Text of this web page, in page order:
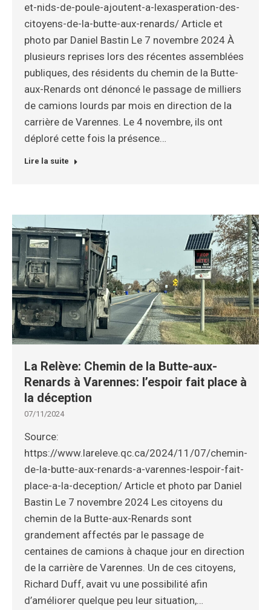
et-nids-de-poule-ajoutent-a-lexasperation-des-
citoyens-de-la-butte-aux-renards/ Article et
photo par Daniel Bastin Le 7 novembre 2024 À
plusieurs reprises lors des récentes assemblées
publiques, des résidents du chemin de la Butte-
aux-Renards ont dénoncé le passage de milliers
de camions lourds par mois en direction de la
carrière de Varennes. Le 4 novembre, ils ont
déploré cette fois la présence…
Lire la suite
La Relève: Chemin de la Butte-aux-
Renards à Varennes: l’espoir fait place à
la déception
07/11/2024
Source:
https://www.lareleve.qc.ca/2024/11/07/chemin-
de-la-butte-aux-renards-a-varennes-lespoir-fait-
place-a-la-deception/ Article et photo par Daniel
Bastin Le 7 novembre 2024 Les citoyens du
chemin de la Butte-aux-Renards sont
grandement affectés par le passage de
centaines de camions à chaque jour en direction
de la carrière de Varennes. Un de ces citoyens,
Richard Duff, avait vu une possibilité afin
d’améliorer quelque peu leur situation,…